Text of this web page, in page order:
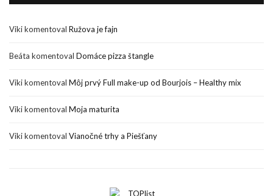
Vikikomentoval Ružova je fajn
Beáta komentoval Domáce pizza štangle
Vikikomentoval Môj prvý Full make-up od Bourjois – Healthy mix
Vikikomentoval Moja maturita
Vikikomentoval Vianočné trhy a Piešťany